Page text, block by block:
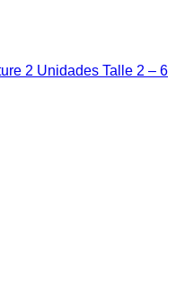
2 Unidades Talle 2 – 6